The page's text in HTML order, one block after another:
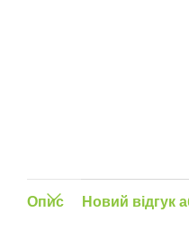
Опис Новий відгук